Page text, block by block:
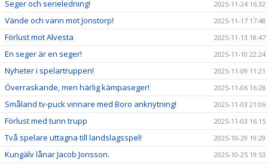
Seger och serieledning! 2025-11-24 16:32
Vände och vann mot Jonstorp! 2025-11-17 17:48
Förlust mot Alvesta 2025-11-13 18:47
En seger är en seger! 2025-11-10 22:24
Nyheter i spelartruppen! 2025-11-09 11:21
Överraskande, men härlig kämpaseger! 2025-11-06 16:28
Småland tv-puck vinnare med Boro anknytning! 2025-11-03 21:06
Förlust med tunn trupp 2025-11-03 16:15
Två spelare uttagna till landslagsspel! 2025-10-29 19:29
Kungälv lånar Jacob Jonsson. 2025-10-25 19:53